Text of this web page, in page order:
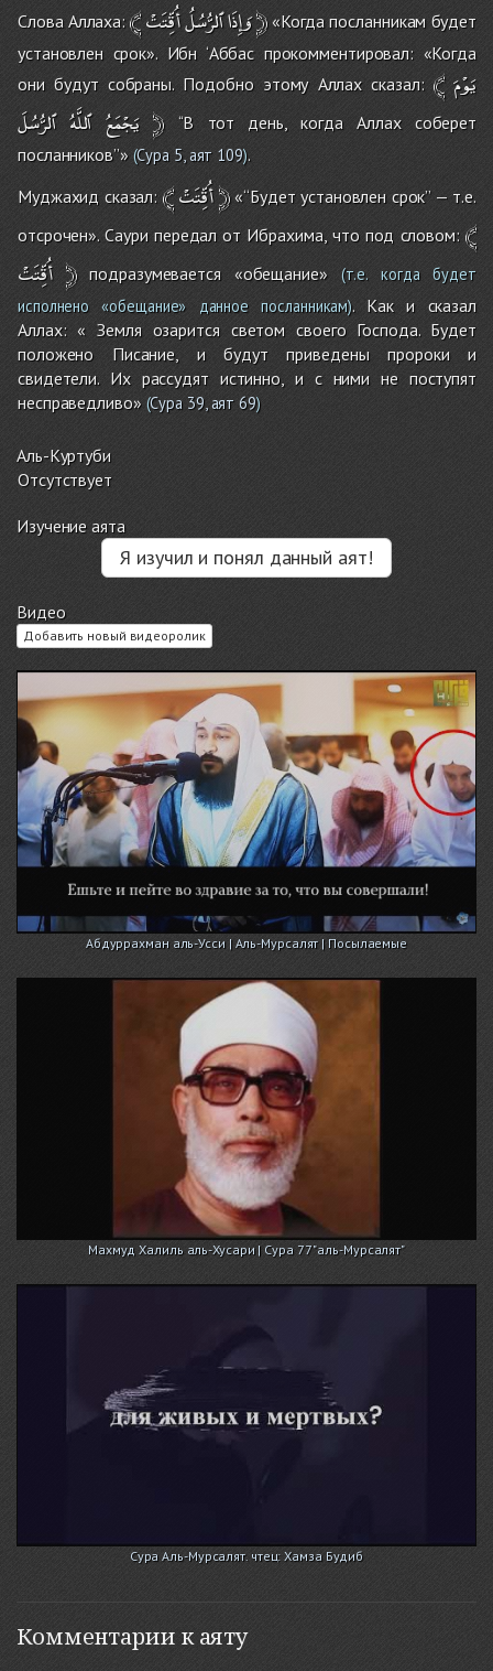
Слова Аллаха:﴾ وَإِذَاٱلرُّسُلُأُقِّتَتْ ﴿«Когда посланникам будет
установлен срок». Ибн ‘Аббас прокомментировал: «Когда
они будут собраны. Подобно этому Аллах сказал:﴾ يَوْمَ
يَجْمَعُ ٱللَّهُ ٱلرُّسُلَ ﴿‘‘В тот день, когда Аллах соберет
посланников’’»(Сура 5, аят 109).
Муджахид сказал: ﴾أُقِّتَتْ﴿«‘‘Будет установлен срок’’ — т.е.
отсрочен». Саури передал от Ибрахима, что под словом:﴾
أُقِّتَتْ ﴿подразумевается «обещание»(т.е. когда будет
исполнено «обещание» данное посланникам). Как и сказал
Аллах: « Земля озарится светом своего Господа. Будет
положено Писание, и будут приведены пророки и
свидетели. Их рассудят истинно, и с ними не поступят
несправедливо»(Сура 39, аят 69)
Аль-Куртуби
Отсутствует
Изучение аята
Я изучил и понял данный аят!
Видео
Добавить новый видеоролик
Абдуррахман аль-Усси | Аль-Мурсалят | Посылаемые
Махмуд Халиль аль-Хусари | Сура 77 "аль-Мурсалят"
Сура Аль-Мурсалят. чтец: Хамза Будиб
Комментарии к аяту